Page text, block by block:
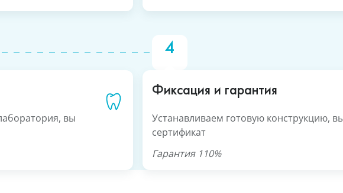
вы
Фиксация и гарантия
Устанавливаем готовую конструкцию,
сертификат
Гарантия 110%